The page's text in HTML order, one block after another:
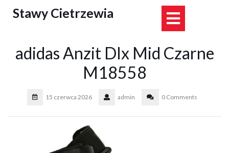
Stawy Cietrzewia
adidas Anzit Dlx Mid Czarne
M18558
15 czerwca 2026 admin 0 Comments